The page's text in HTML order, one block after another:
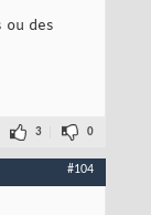
ou des
3 0
#104